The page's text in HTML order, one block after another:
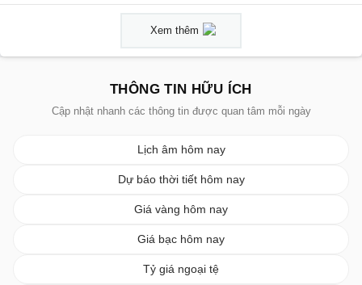
Xem thêm
THÔNG TIN HỮU ÍCH
Cập nhật nhanh các thông tin được quan tâm mỗi ngày
Lịch âm hôm nay
Dự báo thời tiết hôm nay
Giá vàng hôm nay
Giá bạc hôm nay
Tỷ giá ngoại tệ